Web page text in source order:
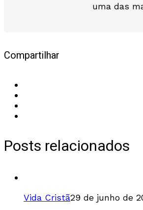
uma das
Compartilhar
Posts relacionados
Vida Cristã29 de junho de